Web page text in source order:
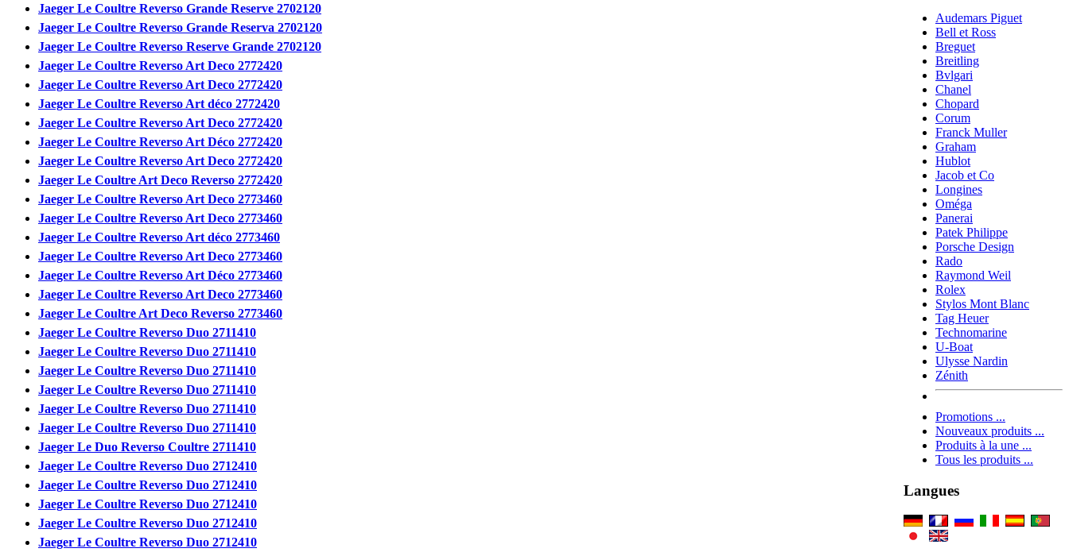
Jaeger Le Coultre Reverso Grande Reserve 2702120
Jaeger Le Coultre Reverso Grande Reserva 2702120
Jaeger Le Coultre Reverso Reserve Grande 2702120
Jaeger Le Coultre Reverso Art Deco 2772420
Jaeger Le Coultre Reverso Art Deco 2772420
Jaeger Le Coultre Reverso Art déco 2772420
Jaeger Le Coultre Reverso Art Deco 2772420
Jaeger Le Coultre Reverso Art Déco 2772420
Jaeger Le Coultre Reverso Art Deco 2772420
Jaeger Le Coultre Art Deco Reverso 2772420
Jaeger Le Coultre Reverso Art Deco 2773460
Jaeger Le Coultre Reverso Art Deco 2773460
Jaeger Le Coultre Reverso Art déco 2773460
Jaeger Le Coultre Reverso Art Deco 2773460
Jaeger Le Coultre Reverso Art Déco 2773460
Jaeger Le Coultre Reverso Art Deco 2773460
Jaeger Le Coultre Art Deco Reverso 2773460
Jaeger Le Coultre Reverso Duo 2711410
Jaeger Le Coultre Reverso Duo 2711410
Jaeger Le Coultre Reverso Duo 2711410
Jaeger Le Coultre Reverso Duo 2711410
Jaeger Le Coultre Reverso Duo 2711410
Jaeger Le Coultre Reverso Duo 2711410
Jaeger Le Duo Reverso Coultre 2711410
Jaeger Le Coultre Reverso Duo 2712410
Jaeger Le Coultre Reverso Duo 2712410
Jaeger Le Coultre Reverso Duo 2712410
Jaeger Le Coultre Reverso Duo 2712410
Jaeger Le Coultre Reverso Duo 2712410
Audemars Piguet
Bell et Ross
Breguet
Breitling
Bvlgari
Chanel
Chopard
Corum
Franck Muller
Graham
Hublot
Jacob et Co
Longines
Oméga
Panerai
Patek Philippe
Porsche Design
Rado
Raymond Weil
Rolex
Stylos Mont Blanc
Tag Heuer
Technomarine
U-Boat
Ulysse Nardin
Zénith
Promotions ...
Nouveaux produits ...
Produits à la une ...
Tous les produits ...
Langues